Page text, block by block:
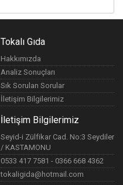
Tokalı Gıda
Hakkımızda
Analiz Sonuçları
Sık Sorulan Sorular
İletişim Bilgilerimiz
İletişim Bilgilerimiz
Seyid-i Zülfikar Cad. No:3 Seydiler
/ KASTAMONU
0533 417 7581 - 0366 668 4362
tokaligida@hotmail.com